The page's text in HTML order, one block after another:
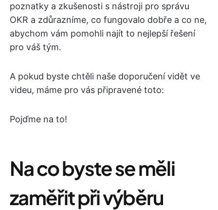
poznatky a zkušenosti s nástroji pro správu
OKR a zdůrazníme, co fungovalo dobře a co ne,
abychom vám pomohli najít to nejlepší řešení
pro váš tým.
A pokud byste chtěli naše doporučení vidět ve
videu, máme pro vás připravené toto:
Pojďme na to!
Na co byste se měli
zaměřit při výběru